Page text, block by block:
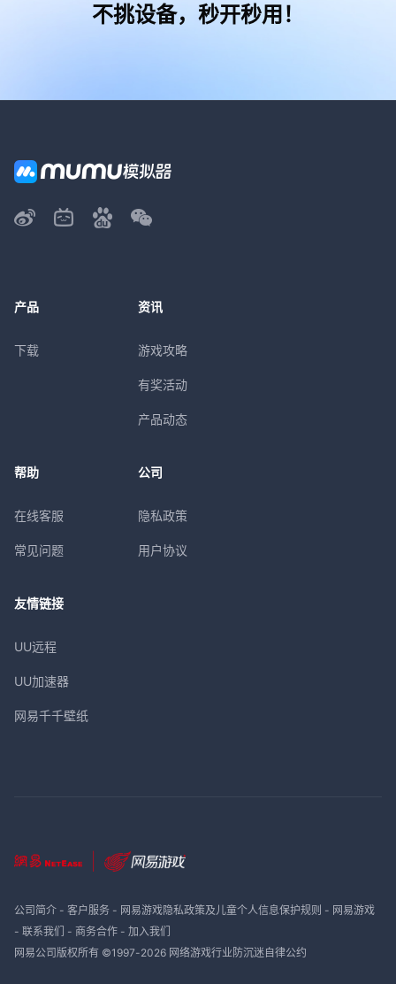
不挑设备，秒开秒用！
产品
下载
资讯
游戏攻略
有奖活动
产品动态
帮助
在线客服
常见问题
公司
隐私政策
用户协议
友情链接
UU远程
UU加速器
网易千千壁纸
公司简介- 客户服务- 网易游戏隐私政策及儿童个人信息保护规则 - 网易游戏
- 联系我们 - 商务合作- 加入我们
网易公司版权所有 ©1997-2026 网络游戏行业防沉迷自律公约